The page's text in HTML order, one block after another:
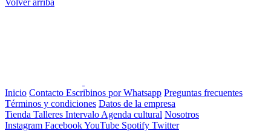
Volver arriba
Inicio Contacto Escribinos por Whatsapp Preguntas frecuentes
Términos y condiciones Datos de la empresa
Tienda Talleres Intervalo Agenda cultural Nosotros
Instagram FacebookYouTube Spotify Twitter